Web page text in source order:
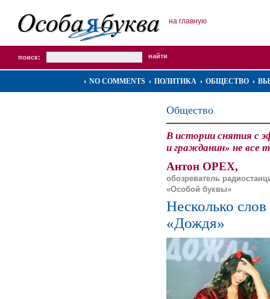
на главную
поиск:
NO COMMENTS ПОЛИТИКА ОБЩЕСТВО
Общество
В истории снятия с
и гражданин» не все
Антон ОРЕХ,
обозреватель
«Особой буквы»
Несколько
«Дождя»